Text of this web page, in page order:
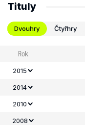
Tituly
Dvouhry Čtyřhry
Rok
2015
2014
2010
2008